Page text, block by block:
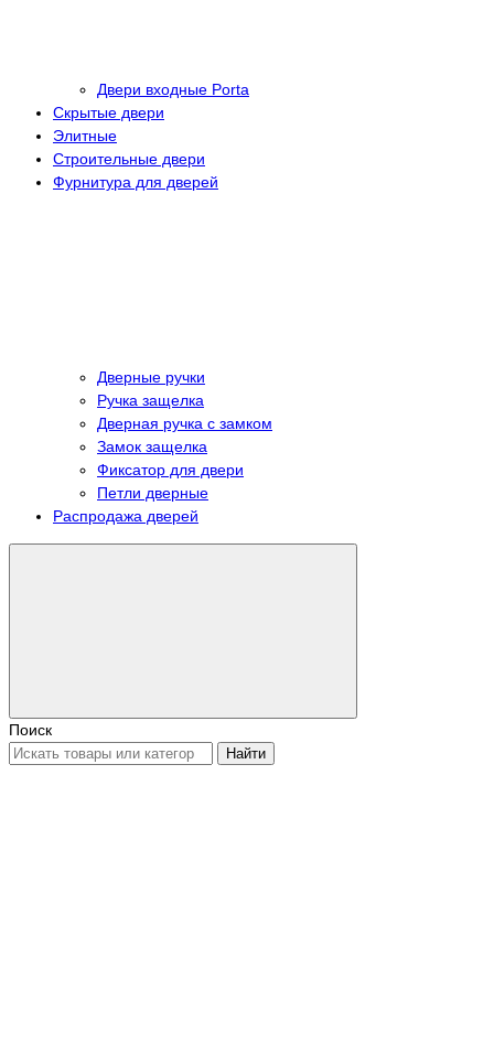
Двери входные Porta
Скрытые двери
Элитные
Строительные двери
Фурнитура для дверей
Дверные ручки
Ручка защелка
Дверная ручка с замком
Замок защелка
Фиксатор для двери
Петли дверные
Распродажа дверей
Поиск
Найти